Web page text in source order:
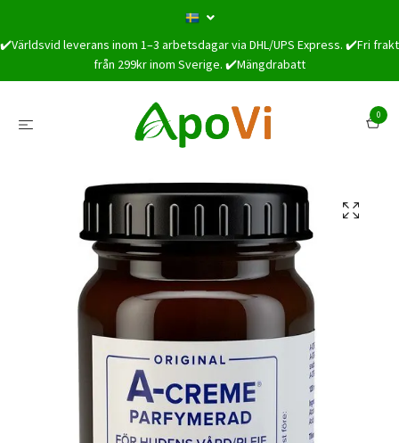
✔️Världsvid leverans inom 1–3 arbetsdagar via DHL/UPS Express. ✔️Fri frakt
från 299kr inom Sverige. ✔️Mängdrabatt
0